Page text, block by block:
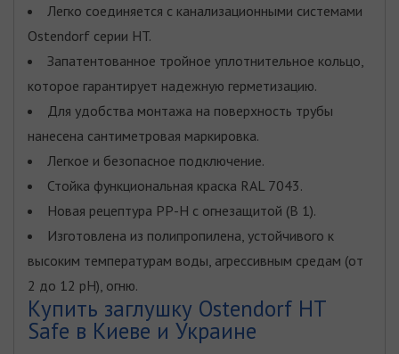
Легко соединяется с канализационными системами
Ostendorf серии HT.
Запатентованное тройное уплотнительное кольцо,
которое гарантирует надежную герметизацию.
Для удобства монтажа на поверхность трубы
нанесена сантиметровая маркировка.
Легкое и безопасное подключение.
Стойка функциональная краска RAL 7043.
Новая рецептура PP-H c огнезащитой (B 1).
Изготовлена из полипропилена, устойчивого к
высоким температурам воды, агрессивным средам (от
2 до 12 рH), огню.
Купить заглушку Ostendorf HT
Safe в Киеве и Украине